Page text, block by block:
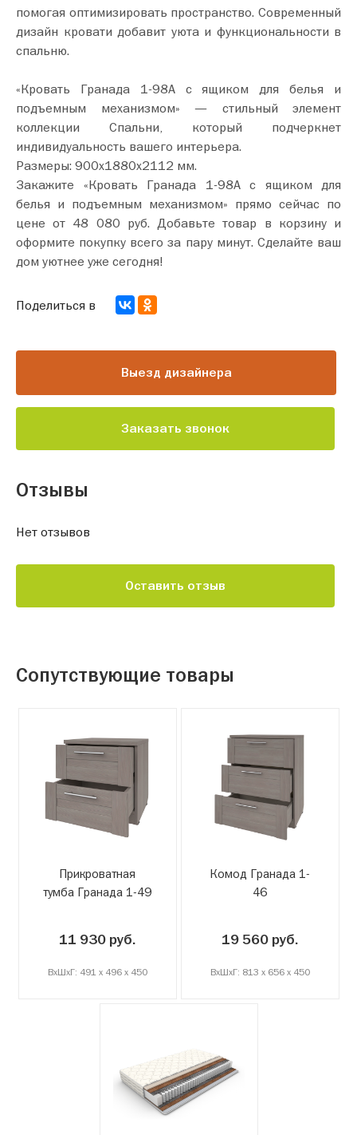
помогая оптимизировать пространство. Современный
дизайн кровати добавит уюта и функциональности в
спальню.
«Кровать Гранада 1-98А с ящиком для белья и
подъемным механизмом» — стильный элемент
коллекции Спальни, который подчеркнет
индивидуальность вашего интерьера.
Размеры: 900х1880х2112 мм.
Закажите «Кровать Гранада 1-98А с ящиком для
белья и подъемным механизмом» прямо сейчас по
цене от 48 080 руб. Добавьте товар в корзину и
оформите покупку всего за пару минут. Сделайте ваш
дом уютнее уже сегодня!
Выезд дизайнера
Заказать звонок
Поделиться в
Отзывы
Нет отзывов
Оставить отзыв
Сопутствующие товары
Прикроватная
тумба Гранада 1-49
11 930 руб.
ВxШxГ: 491 x 496 x 450
Комод Гранада 1-
46
19 560 руб.
ВxШxГ: 813 x 656 x 450